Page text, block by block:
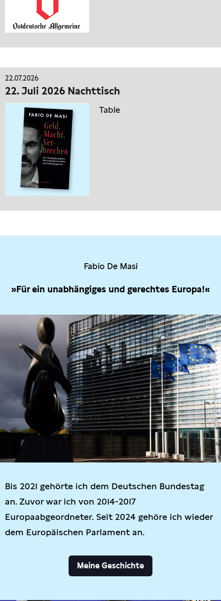
22.07.2026
22. Juli 2026 Nachttisch
Table
Fabio De Masi
»Für ein unabhängiges und gerechtes Europa!«
Bis 2021 gehörte ich dem Deutschen Bundestag
an. Zuvor war ich von 2014-2017
Europaabgeordneter. Seit 2024 gehöre ich wieder
dem Europäischen Parlament an.
Meine Geschichte